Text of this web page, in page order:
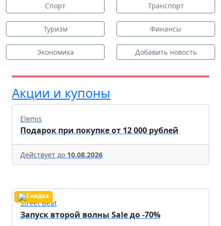
Спорт Транспорт
Туризм Финансы
Экономика Добавить новость
Акции и купоны
Elemis
Подарок при покупке от 12 000 рублей
Действует до 10.08.2026
Street Beat
Запуск второй волны Sale до -70%